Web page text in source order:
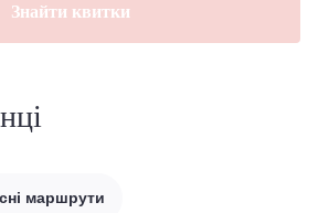
Знайти квитки
маршрути